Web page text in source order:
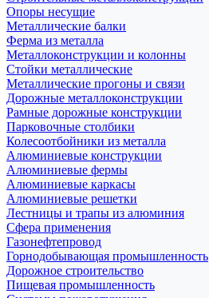
Опоры несущие
Металлические балки
Ферма из металла
Металлоконструкции и колонны
Стойки металлические
Металлические прогоны и связи
Дорожные металлоконструкции
Рамные дорожные конструкции
Парковочные столбики
Колесоотбойники из металла
Алюминиевые конструкции
Алюминиевые фермы
Алюминиевые каркасы
Алюминиевые решетки
Лестницы и трапы из алюминия
Сфера применения
Газонефтепровод
Горнодобывающая промышленность
Дорожное строительство
Пищевая промышленность